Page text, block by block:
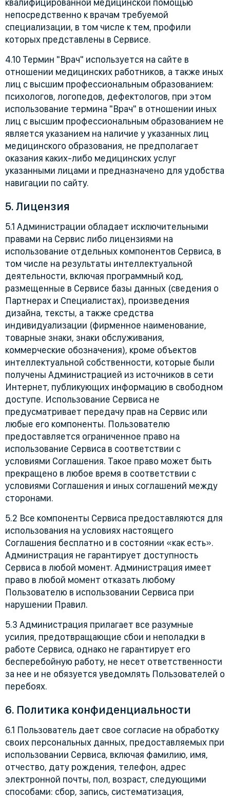
квалифицированной медицинской помощью
непосредственно к врачам требуемой
специализации, в том числе к тем, профили
которых представлены в Сервисе.
4.10 Термин "Врач" используется на сайте в
отношении медицинских работников, а также иных
лиц с высшим профессиональным образованием:
психологов, логопедов, дефектологов, при этом
использование термина "Врач" в отношении иных
лиц с высшим профессиональным образованием не
является указанием на наличие у указанных лиц
медицинского образования, не предполагает
оказания каких-либо медицинских услуг
указанными лицами и предназначено для удобства
навигации по сайту.
5. Лицензия
5.1 Администрации обладает исключительными
правами на Сервис либо лицензиями на
использование отдельных компонентов Сервиса, в
том числе на результаты интеллектуальной
деятельности, включая программный код,
размещенные в Сервисе базы данных (сведения о
Партнерах и Специалистах), произведения
дизайна, тексты, а также средства
индивидуализации (фирменное наименование,
товарные знаки, знаки обслуживания,
коммерческие обозначения), кроме объектов
интеллектуальной собственности, которые были
получены Администрацией из источников в сети
Интернет, публикующих информацию в свободном
доступе. Использование Сервиса не
предусматривает передачу прав на Сервис или
любые его компоненты. Пользователю
предоставляется ограниченное право на
использование Сервиса в соответствии с
условиями Соглашения. Такое право может быть
прекращено в любое время в соответствии с
условиями Соглашения и иных соглашений между
сторонами.
5.2 Все компоненты Сервиса предоставляются для
использования на условиях настоящего
Соглашения бесплатно и в состоянии «как есть».
Администрация не гарантирует доступность
Сервиса в любой момент. Администрация имеет
право в любой момент отказать любому
Пользователю в использовании Сервиса при
нарушении Правил.
5.3 Администрация прилагает все разумные
усилия, предотвращающие сбои и неполадки в
работе Сервиса, однако не гарантирует его
бесперебойную работу, не несет ответственности
за нее и не обязуется уведомлять Пользователей о
перебоях.
6. Политика конфиденциальности
6.1 Пользователь дает свое согласие на обработку
своих персональных данных, предоставляемых при
использовании Сервиса, включая фамилию, имя,
отчество, дату рождения, телефон, адрес
электронной почты, пол, возраст, следующими
способами: сбор, запись, систематизация,